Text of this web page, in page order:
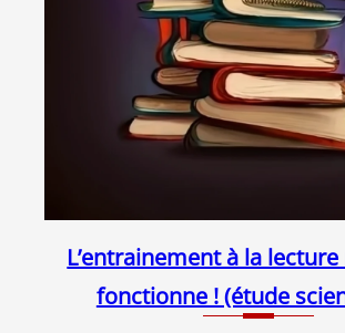
L’entrainement à la
fonctionne ! (étude